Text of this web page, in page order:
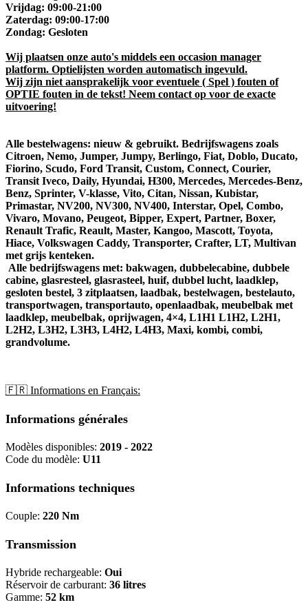
Vrijdag: 09:00-21:00
Zaterdag: 09:00-17:00
Zondag: Gesloten
Wij plaatsen onze auto's middels een occasion manager
platform. Optielijsten worden automatisch ingevuld.
Wij zijn niet aansprakelijk voor eventuele ( Spel ) fouten of
OPTIE fouten in de tekst! Neem contact op voor de exacte
uitvoering!
Alle bestelwagens: nieuw & gebruikt. Bedrijfswagens zoals
Citroen, Nemo, Jumper, Jumpy, Berlingo, Fiat, Doblo, Ducato,
Fiorino, Scudo, Ford Transit, Custom, Connect, Courier,
Transit Iveco, Daily, Hyundai, H300, Mercedes, Mercedes-Benz,
Benz, Sprinter, V-klasse, Vito, Citan, Nissan, Kubistar,
Primastar, NV200, NV300, NV400, Interstar, Opel, Combo,
Vivaro, Movano, Peugeot, Bipper, Expert, Partner, Boxer,
Renault Trafic, Reault, Master, Kangoo, Mascott, Toyota,
Hiace, Volkswagen Caddy, Transporter, Crafter, LT, Multivan
met grijs kenteken.
Alle bedrijfswagens met: bakwagen, dubbelecabine, dubbele
cabine, glasresteel, glasrasteel, huif, dubbel lucht, laadklep,
gesloten bestel, 3 zitplaatsen, laadbak, bestelwagen, bestelauto,
transportwagen, transportauto, openlaadbak, meubelbak met
laadklep, meubelbak, oprijwagen, 4×4, L1H1 L1H2, L2H1,
L2H2, L3H2, L3H3, L4H2, L4H3, Maxi, kombi, combi,
grandvolume.
🇫🇷 Informations en Français:
Informations générales
Modèles disponibles: 2019 - 2022
Code du modèle: U11
Informations techniques
Couple: 220 Nm
Transmission
Hybride rechargeable: Oui
Réservoir de carburant: 36 litres
Gamme: 52 km